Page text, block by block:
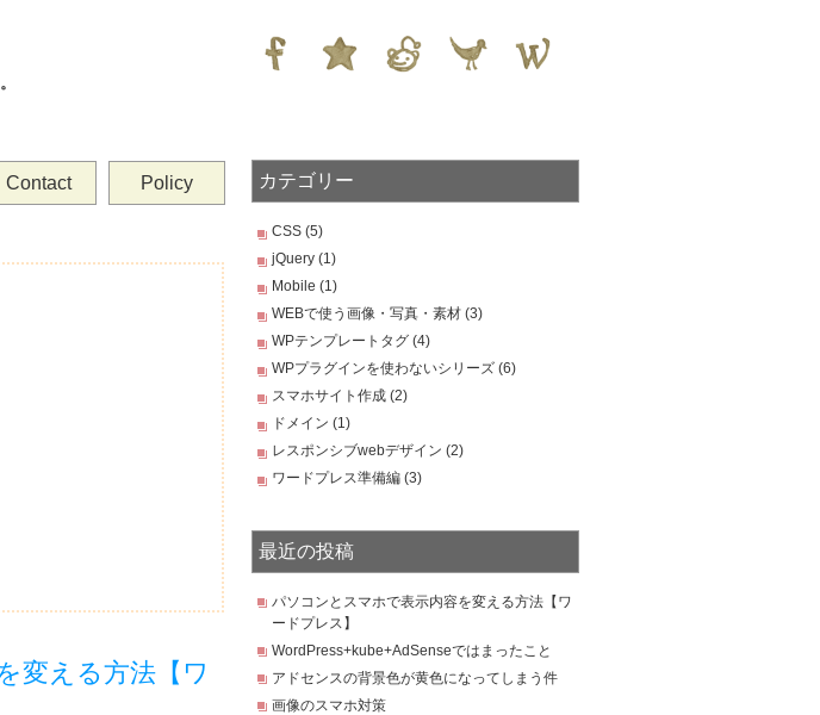
Contact Policy
変える方法【ワ
カテゴリー
CSS (5)
jQuery (1)
Mobile (1)
WEBで使う画像・写真・素材 (3)
WPテンプレートタグ (4)
WPプラグインを使わないシリーズ (6)
スマホサイト作成 (2)
ドメイン (1)
レスポンシブwebデザイン (2)
ワードプレス準備編 (3)
最近の投稿
パソコンとスマホで表示内容を変える方法【ワ
ードプレス】
WordPress+kube+AdSenseではまったこと
アドセンスの背景色が黄色になってしまう件
画像のスマホ対策